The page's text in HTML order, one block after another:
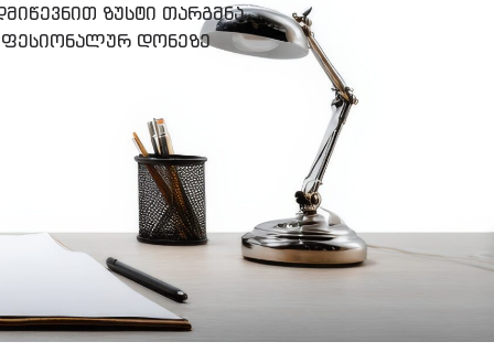
ზუსტი თარგმნა
დონეზე